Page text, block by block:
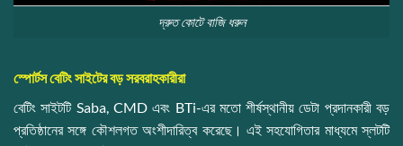
দ্রুত কোটে বাজি ধরুন
স্পোর্টস বেটিং সাইটের বড় সরবরাহকারীরা
বেটিং সাইটটি Saba, CMD এবং BTi-এর মতো শীর্ষস্থানীয় ডেটা প্রদানকারী বড়
প্রতিষ্ঠানের সঙ্গে কৌশলগত অংশীদারিত্ব করেছে। এই সহযোগিতার মাধ্যমে স্লটটি